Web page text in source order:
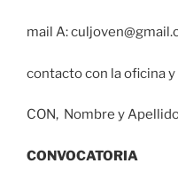
mail A:
contacto con la oficina
CON, Nombre y
CONVOCATORIA